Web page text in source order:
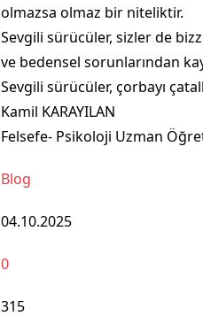
olmazsa olmaz bir niteliktir.
Sevgili sürücüler, sizler de
ve bedensel sorunlarından
Sevgili sürücüler, çorbayı
Kamil KARAYILAN
Felsefe- Psikoloji Uzman
Blog
04.10.2025
0
315